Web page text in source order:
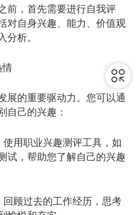
，首先需要进行自我评
对自身兴趣、能力、价值观
分析。
的重要驱动力。您可以通
自己的兴趣：
用职业兴趣测评工具，如
试，帮助您了解自己的兴趣
顾过去的工作经历，思考